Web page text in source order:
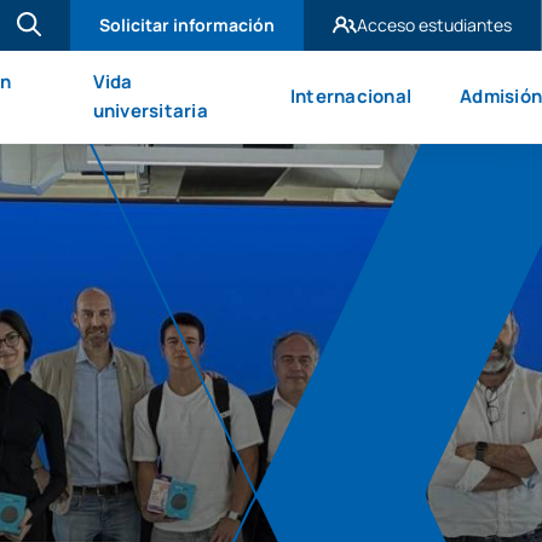
Solicitar información
Acceso estudiantes
UAX Mare Nostrum
Vida
universitaria
Internacional Admisión